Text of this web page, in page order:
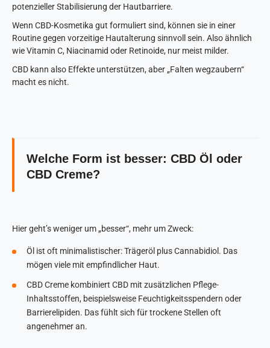
potenzieller Stabilisierung der Hautbarriere.
Wenn CBD-Kosmetika gut formuliert sind, können sie in einer
Routine gegen vorzeitige Hautalterung sinnvoll sein. Also ähnlich
wie Vitamin C, Niacinamid oder Retinoide, nur meist milder.
CBD kann also Effekte unterstützen, aber „Falten wegzaubern“
macht es nicht.
Welche Form ist besser: CBD Öl oder
CBD Creme?
Hier geht’s weniger um „besser“, mehr um Zweck:
Öl ist oft minimalistischer: Trägeröl plus Cannabidiol. Das
mögen viele mit empfindlicher Haut.
CBD Creme kombiniert CBD mit zusätzlichen Pflege-
Inhaltsstoffen, beispielsweise Feuchtigkeitsspendern oder
Barrierelipiden. Das fühlt sich für trockene Stellen oft
angenehmer an.